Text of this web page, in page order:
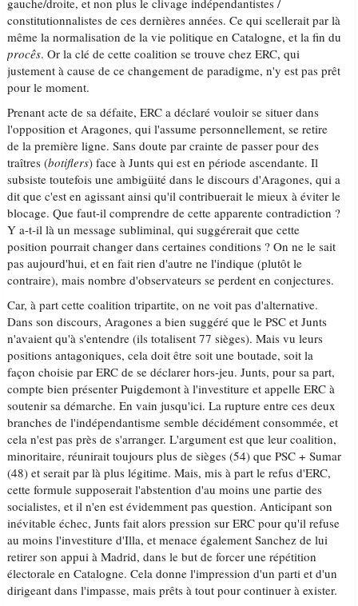
gauche/droite, et non plus le clivage indépendantistes /
constitutionnalistes de ces dernières années. Ce qui scellerait par là
même la normalisation de la vie politique en Catalogne, et la fin du
procês. Or la clé de cette coalition se trouve chez ERC, qui
justement à cause de ce changement de paradigme, n'y est pas prêt
pour le moment.
Prenant acte de sa défaite, ERC a déclaré vouloir se situer dans
l'opposition et Aragones, qui l'assume personnellement, se retire
de la première ligne. Sans doute par crainte de passer pour des
traîtres (botiflers) face à Junts qui est en période ascendante. Il
subsiste toutefois une ambigüité dans le discours d'Aragones, qui a
dit que c'est en agissant ainsi qu'il contribuerait le mieux à éviter le
blocage. Que faut-il comprendre de cette apparente contradiction ?
Y a-t-il là un message subliminal, qui suggérerait que cette
position pourrait changer dans certaines conditions ? On ne le sait
pas aujourd'hui, et en fait rien d'autre ne l'indique (plutôt le
contraire), mais nombre d'observateurs se perdent en conjectures.
Car, à part cette coalition tripartite, on ne voit pas d'alternative.
Dans son discours, Aragones a bien suggéré que le PSC et Junts
n'avaient qu'à s'entendre (ils totalisent 77 sièges). Mais vu leurs
positions antagoniques, cela doit être soit une boutade, soit la
façon choisie par ERC de se déclarer hors-jeu. Junts, pour sa part,
compte bien présenter Puigdemont à l'investiture et appelle ERC à
soutenir sa démarche. En vain jusqu'ici. La rupture entre ces deux
branches de l'indépendantisme semble décidément consommée, et
cela n'est pas près de s'arranger. L'argument est que leur coalition,
minoritaire, réunirait toujours plus de sièges (54) que PSC + Sumar
(48) et serait par là plus légitime. Mais, mis à part le refus d'ERC,
cette formule supposerait l'abstention d'au moins une partie des
socialistes, et il n'en est évidemment pas question. Anticipant son
inévitable échec, Junts fait alors pression sur ERC pour qu'il refuse
au moins l'investiture d'Illa, et menace également Sanchez de lui
retirer son appui à Madrid, dans le but de forcer une répétition
électorale en Catalogne. Cela donne l'impression d'un parti et d'un
dirigeant dans l'impasse, mais prêts à tout pour continuer à exister.